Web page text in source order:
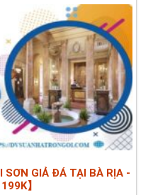
SƠN GIẢ ĐÁ TẠI BÀ RỊA -
】